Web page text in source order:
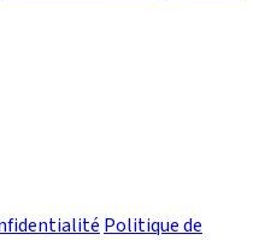
Politique de